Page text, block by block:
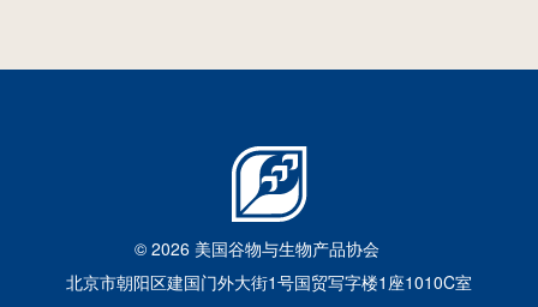
2026年6月24日
© 2026 美国谷物与生物产品协会
北京市朝阳区建国门外大街1号国贸写字楼1座1010C室